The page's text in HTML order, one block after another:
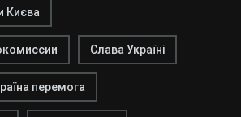
Києва
Слава Україні
перемога